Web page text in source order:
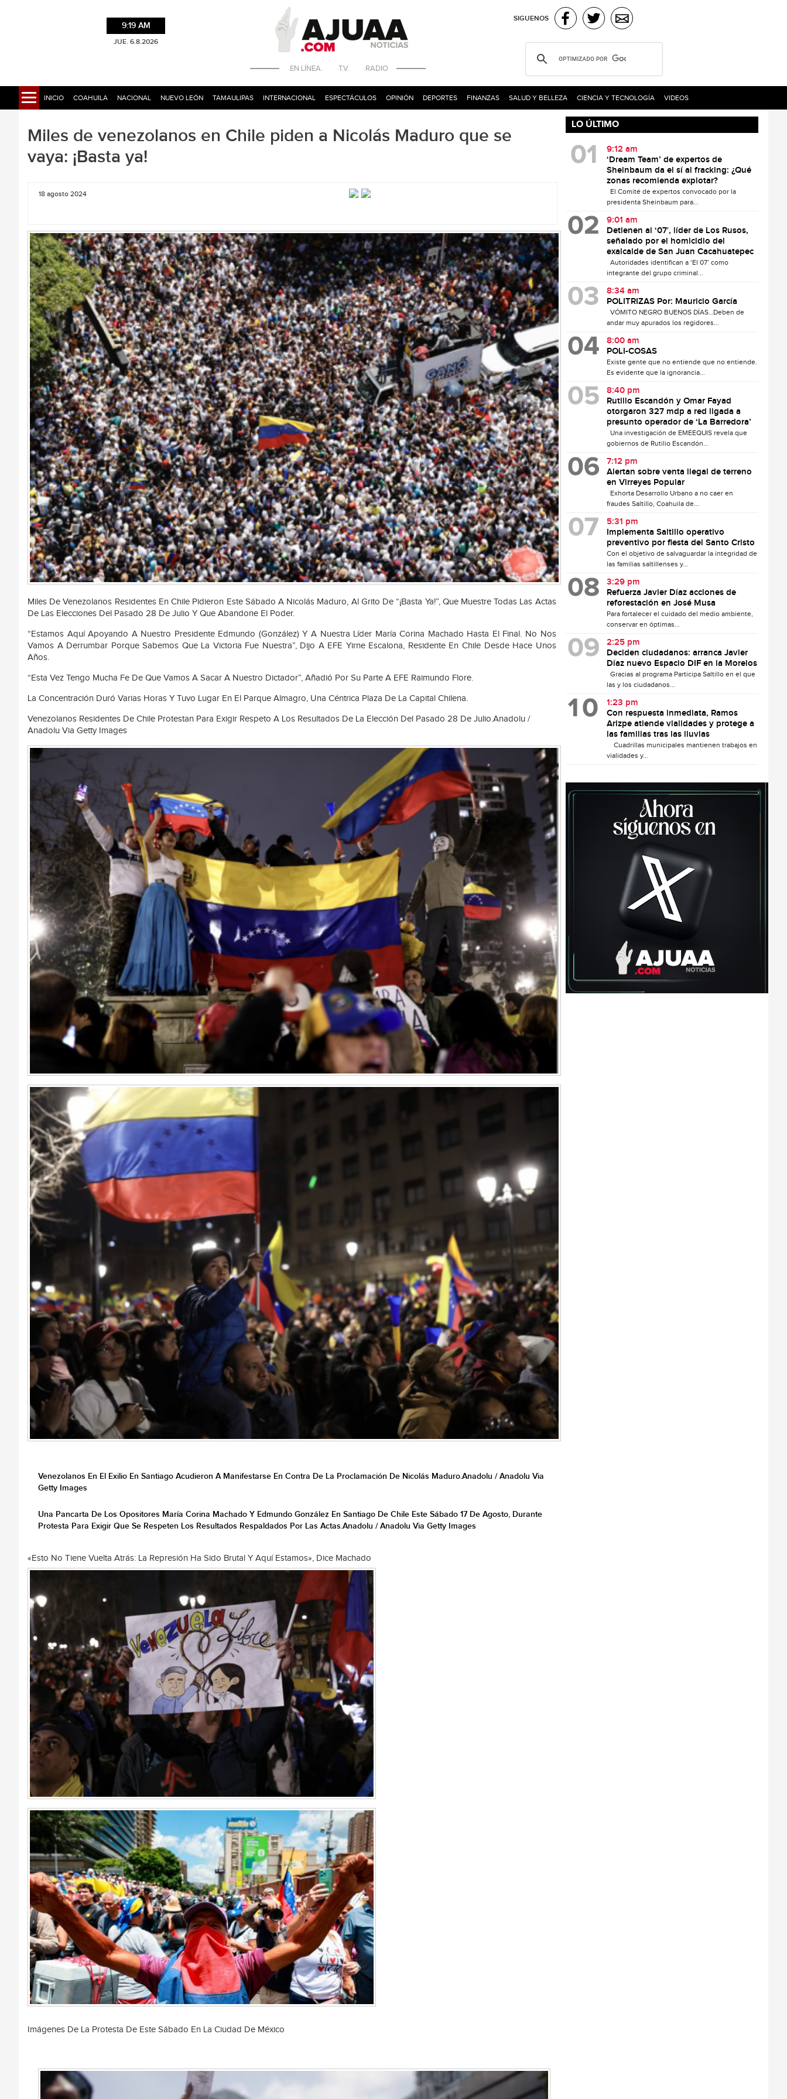
9:19 AM
JUE. 6.8.2026
·EN LÍNEA. ·T.V. ·RADIO
SIGUENOS
INICIO COAHUILA NACIONAL NUEVO LEÓN TAMAULIPAS INTERNACIONAL ESPECTÁCULOS OPINIÓN DEPORTES FINANZAS SALUD Y BELLEZA CIENCIA Y TECNOLOGÍA VIDEOS
Miles de venezolanos en Chile piden a Nicolás Maduro que se
vaya: ¡Basta ya!
18 agosto 2024
Miles De Venezolanos Residentes En Chile Pidieron Este Sábado A Nicolás Maduro, Al Grito De “¡basta Ya!”, Que Muestre Todas Las Actas
De Las Elecciones Del Pasado 28 De Julio Y Que Abandone El Poder.
“Estamos Aquí Apoyando A Nuestro Presidente Edmundo (González) Y A Nuestra Líder María Corina Machado Hasta El Final. No Nos
Vamos A Derrumbar Porque Sabemos Que La Victoria Fue Nuestra”, Dijo A EFE Yirne Escalona, Residente En Chile Desde Hace Unos
Años.
“Esta Vez Tengo Mucha Fe De Que Vamos A Sacar A Nuestro Dictador”, Añadió Por Su Parte A EFE Raimundo Flore.
La Concentración Duró Varias Horas Y Tuvo Lugar En El Parque Almagro, Una Céntrica Plaza De La Capital Chilena.
Venezolanos Residentes De Chile Protestan Para Exigir Respeto A Los Resultados De La Elección Del Pasado 28 De Julio.Anadolu /
Anadolu Via Getty Images
Venezolanos En El Exilio En Santiago Acudieron A Manifestarse En Contra De La Proclamación De Nicolás Maduro.Anadolu / Anadolu Via
Getty Images
Una Pancarta De Los Opositores María Corina Machado Y Edmundo González En Santiago De Chile Este Sábado 17 De Agosto, Durante
Protesta Para Exigir Que Se Respeten Los Resultados Respaldados Por Las Actas.Anadolu / Anadolu Via Getty Images
«Esto No Tiene Vuelta Atrás: La Represión Ha Sido Brutal Y Aquí Estamos», Dice Machado
Imágenes De La Protesta De Este Sábado En La Ciudad De México
LO ÚLTIMO
9:12 am
‘Dream Team’ de expertos de
Sheinbaum da el sí al fracking: ¿Qué
zonas recomienda explotar?
El Comité de expertos convocado por la
presidenta Sheinbaum para...
9:01 am
Detienen al ‘07′, líder de Los Rusos,
señalado por el homicidio del
exalcalde de San Juan Cacahuatepec
Autoridades identifican a ‘El 07’ como
integrante del grupo criminal...
8:34 am
POLITRIZAS Por: Mauricio García
VÓMITO NEGRO BUENOS DÍAS…Deben de
andar muy apurados los regidores...
8:00 am
POLI-COSAS
Existe gente que no entiende que no entiende.
Es evidente que la ignorancia...
8:40 pm
Rutilio Escandón y Omar Fayad
otorgaron 327 mdp a red ligada a
presunto operador de ‘La Barredora’
Una investigación de EMEEQUIS revela que
gobiernos de Rutilio Escandón...
7:12 pm
Alertan sobre venta ilegal de terreno
en Virreyes Popular
Exhorta Desarrollo Urbano a no caer en
fraudes Saltillo, Coahuila de...
5:31 pm
Implementa Saltillo operativo
preventivo por fiesta del Santo Cristo
Con el objetivo de salvaguardar la integridad de
las familias saltillenses y...
3:29 pm
Refuerza Javier Díaz acciones de
reforestación en José Musa
Para fortalecer el cuidado del medio ambiente,
conservar en óptimas...
2:25 pm
Deciden ciudadanos: arranca Javier
Díaz nuevo Espacio DIF en la Morelos
Gracias al programa Participa Saltillo en el que
las y los ciudadanos...
1:23 pm
Con respuesta inmediata, Ramos
Arizpe atiende vialidades y protege a
las familias tras las lluvias
Cuadrillas municipales mantienen trabajos en
vialidades y...